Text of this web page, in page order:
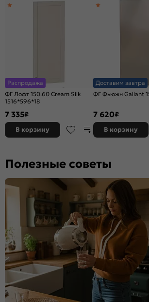
Распродажа
ФГ Лофт 150.60 Cream Silk
1516*596*18
7 335₽
В корзину
Доставим завтра
ФГ Фьюжн Gallant
7 620₽
В корзину
Полезные советы